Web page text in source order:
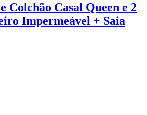
Colchão Casal Queen e 2
Impermeável + Saia